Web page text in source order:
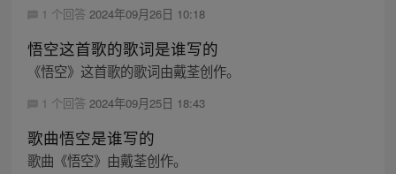
1 个回答 2024年09月26日 10:18
悟空这首歌的歌词是谁写的
《悟空》这首歌的歌词由戴荃创作。
1 个回答 2024年09月25日 18:43
歌曲悟空是谁写的
歌曲《悟空》由戴荃创作。